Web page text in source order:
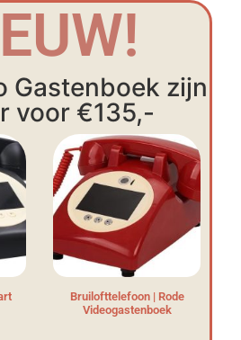
Gastenboek zijn
voor €135,-
Bruilofttelefoon | Rode
Videogastenboek